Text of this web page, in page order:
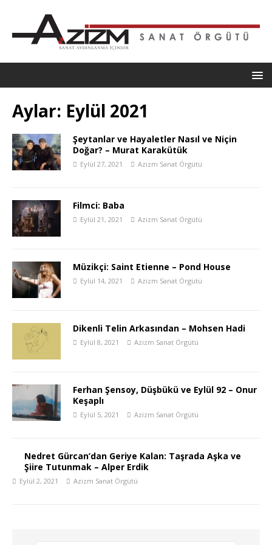
Aylar: Eylül 2021
Şeytanlar ve Hayaletler Nasıl ve Niçin
Doğar? – Murat Karakütük
Eylül 27, 2021 Azizm Sanat Örgütü
Filmci: Baba
Eylül 21, 2021 Azizm Sanat Örgütü
Müzikçi: Saint Etienne – Pond House
Eylül 14, 2021 Azizm Sanat Örgütü
Dikenli Telin Arkasından – Mohsen Hadi
Eylül 8, 2021 Azizm Sanat Örgütü
Ferhan Şensoy, Düşbükü ve Eylül 92 – Onur
Keşaplı
Eylül 5, 2021 Azizm Sanat Örgütü
Nedret Gürcan’dan Geriye Kalan: Taşrada Aşka ve
Şiire Tutunmak – Alper Erdik
Eylül 2, 2021 Azizm Sanat Örgütü